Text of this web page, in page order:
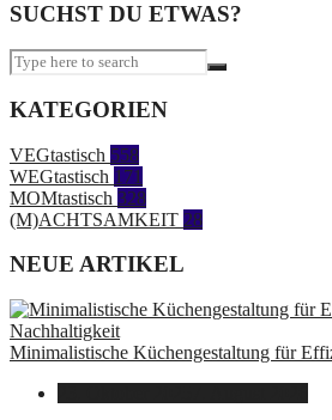
SUCHST DU ETWAS?
KATEGORIEN
VEGtastisch 558
WEGtastisch 171
MOMtastisch 328
(M)ACHTSAMKEIT 28
NEUE ARTIKEL
Minimalistische Küchengestaltung für